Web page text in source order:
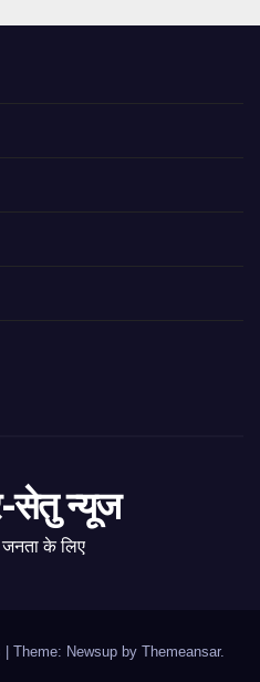
सेतु न्यूज
के लिए
Theme: Newsup by Themeansar.